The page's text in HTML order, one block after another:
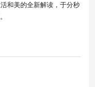
和美的全新解读，于分秒